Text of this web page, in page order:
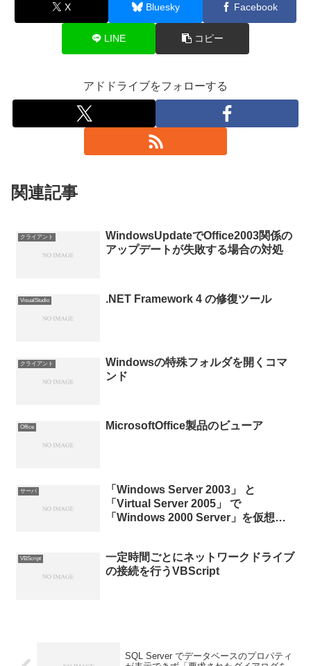
X Bluesky Facebook
LINE コピー
アドドライブをフォローする
関連記事
クライアント
WindowsUpdateでOffice2003関係の
アップデートが失敗する場合の対処
VisualStudio .NET Framework 4 の修復ツール
クライアント
Windowsの特殊フォルダを開くコマ
ンド
Office MicrosoftOffice製品のビューア
サーバ
「Windows Server 2003」 と
「Virtual Server 2005」 で
「Windows 2000 Server」を仮想化
VBScript
一定時間ごとにネットワークドライブ
の接続を行うVBScript
SQL Server でデータベースのプロパティ